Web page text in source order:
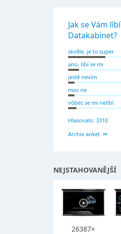
Jak se Vám líbí
Datakabinet?
skvěle, je to super
ano, líbí se mi
jestě nevím
moc ne
vůbec se mi nelíbí
Hlasovalo: 3310
Archiv anket
NEJSTAHOVANĚJŠÍ
26387×